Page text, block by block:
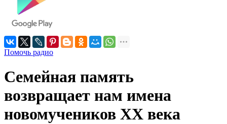
Помочь радио
Семейная память
возвращает нам имена
новомучеников XX века